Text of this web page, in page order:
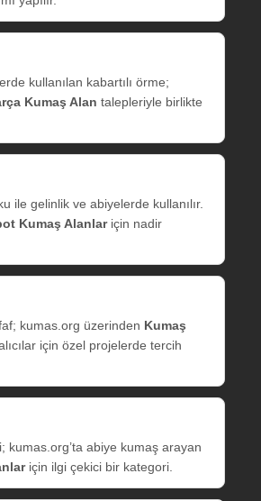
kullanılan kabartılı örme;
Kumaş Alan talepleriyle birlikte
ile gelinlik ve abiyelerde kullanılır.
Kumaş Alanlariçin nadir
kumas.org üzerinden Kumaş
için özel projelerde tercih
kumas.org’ta abiye kumaş arayan
için ilgi çekici bir kategori.